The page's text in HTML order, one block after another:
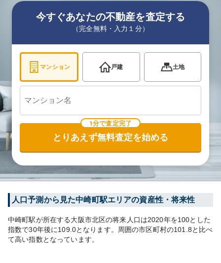
今すぐあなたの不動産を査定する
（完全無料・入力１分）
マンション 戸建 土地
1分で査定完了
とりあえず無料査定を始める
人口予測から見た中崎町駅エリアの資産性・将来性
中崎町駅が所在する大阪市北区の将来人口は2020年を100とした
指数で30年後に109.0となります。 周囲の市区町村の101.8と比べ
て高い指数となっています。